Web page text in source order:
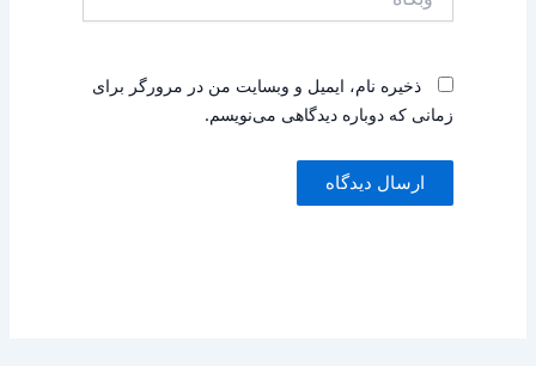
ذخیره نام، ایمیل و وبسایت من در مرورگر برای
زمانی که دوباره دیدگاهی می‌نویسم.